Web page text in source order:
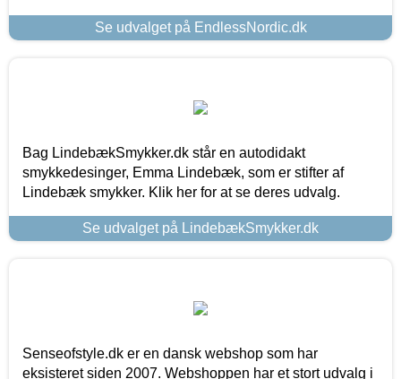
Se udvalget på EndlessNordic.dk
Bag LindebækSmykker.dk står en autodidakt
smykkedesinger, Emma Lindebæk, som er stifter af
Lindebæk smykker. Klik her for at se deres udvalg.
Se udvalget på LindebækSmykker.dk
Senseofstyle.dk er en dansk webshop som har
eksisteret siden 2007. Webshoppen har et stort udvalg i